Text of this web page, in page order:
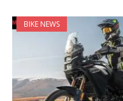
BIKE NEWS